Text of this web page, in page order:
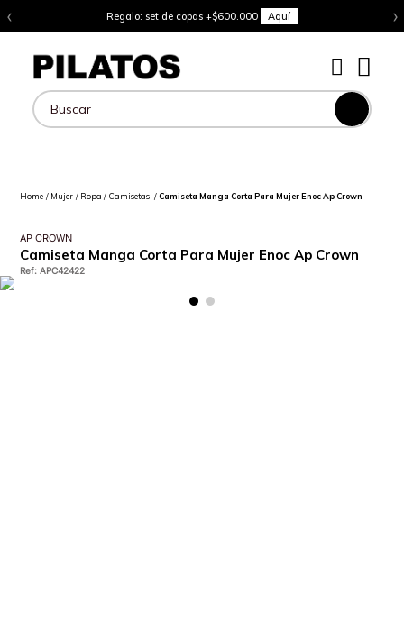
‹ Regalo: set de copas +$600.000 Aquí ›
Buscar
Mujer Ropa Camisetas Camiseta Manga Corta Para Mujer Enoc Ap Crown
AP CROWN
Camiseta Manga Corta Para Mujer Enoc Ap Crown
Ref:APC42422